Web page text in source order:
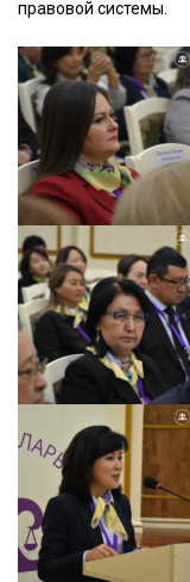
правовой системы.